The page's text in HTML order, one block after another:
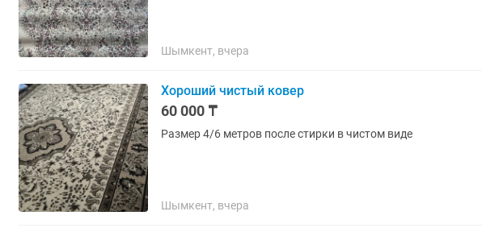
Шымкент, вчера
Хороший чистый ковер
60 000 ₸
Размер 4/6 метров после стирки в чистом виде
Шымкент, вчера